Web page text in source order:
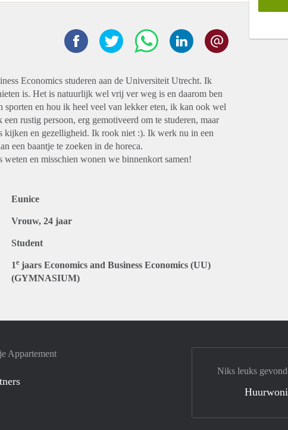
Economics studeren aan de Universiteit Utrecht. Ik
is. Het is natuurlijk wel vrij ver weg is en daarom ben
en hou ik heel veel van lekker eten, ik kan ook wel
rustig persoon, erg gemotiveerd om te studeren, maar
kijken en gezelligheid. Ik rook niet :). Ik werk nu in een
een baantje te zoeken in de horeca.
en misschien wonen we binnenkort samen!
Eunice
Vrouw, 24 jaar
Student
1e jaars Economics and Business Economics (UU)
(GYMNASIUM)
Appartement
Niks leuks